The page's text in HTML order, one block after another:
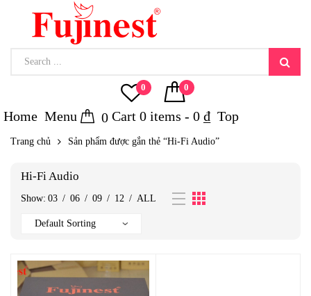
0 0
Home Menu 0 Cart 0 items - 0 ₫ Top
Trang chủ Sản phẩm được gắn thẻ “Hi-Fi Audio”
Hi-Fi Audio
Show: 03 / 06 / 09 / 12 / ALL